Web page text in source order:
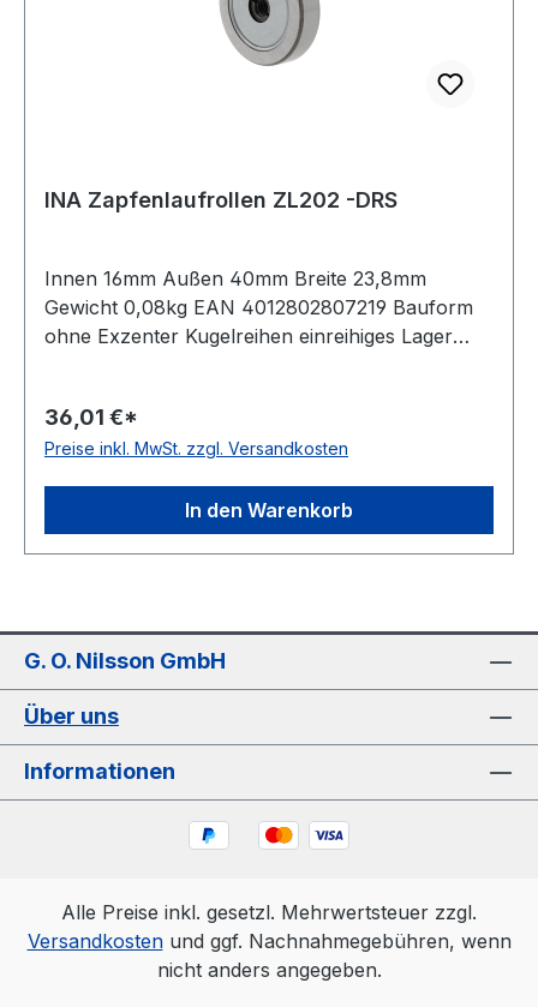
INA Zapfenlaufrollen ZL202 -DRS
Innen 16mm Außen 40mm Breite 23,8mm
Gewicht 0,08kg EAN 4012802807219 Bauform
ohne Exzenter Kugelreihen einreihiges Lager
schleifende Dichtung Temperaturbereich -20 bis
+120 °C
36,01 €*
Preise inkl. MwSt. zzgl. Versandkosten
In den Warenkorb
G. O. Nilsson GmbH
Über uns
Informationen
Alle Preise inkl. gesetzl. Mehrwertsteuer zzgl.
Versandkostenund ggf. Nachnahmegebühren, wenn
nicht anders angegeben.